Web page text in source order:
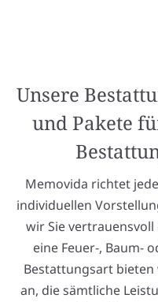
Unsere
und Pakete
Memovida richtet
individuellen
wir Sie
eine Feuer-, Baum-
Bestattungsart
an, die sämtliche